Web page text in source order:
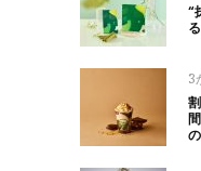
“
る
3